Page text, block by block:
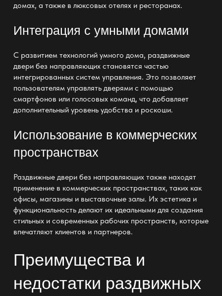
домах, а также в люксовых отелях и ресторанах.
Интеграция с умными домами
С развитием технологий умного дома, раздвижные
двери без направляющих становятся частью
интегрированных систем управления. Это позволяет
пользователям управлять дверями с помощью
смартфонов или голосовых команд, что добавляет
дополнительный уровень удобства и роскоши.
Использование в коммерческих
пространствах
Раздвижные двери без направляющих также находят
применение в коммерческих пространствах, таких как
офисы, магазины и выставочные залы. Их эстетика и
функциональность делают их идеальными для создания
стильных и современных рабочих пространств, которые
впечатляют клиентов и партнеров.
Преимущества и
недостатки раздвижных